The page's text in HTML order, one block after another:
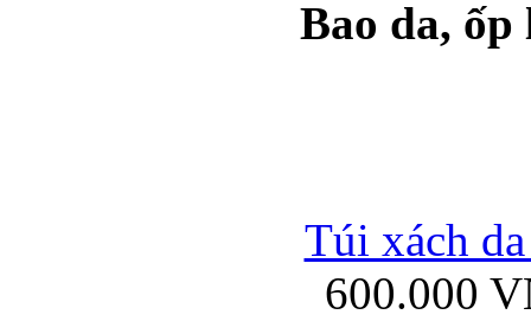
Ốp lưng silicon
Bao da,
Túi xách
600.000